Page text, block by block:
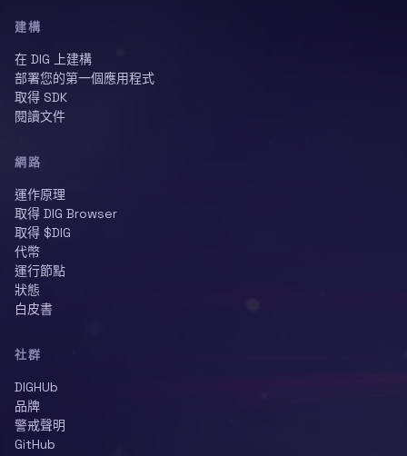
建構
在 DIG 上建構
部署您的第一個應用程式
取得 SDK
閱讀文件
網路
運作原理
取得 DIG Browser
取得 $DIG
代幣
運行節點
狀態
白皮書
社群
DIGHUb
品牌
警戒聲明
GitHub